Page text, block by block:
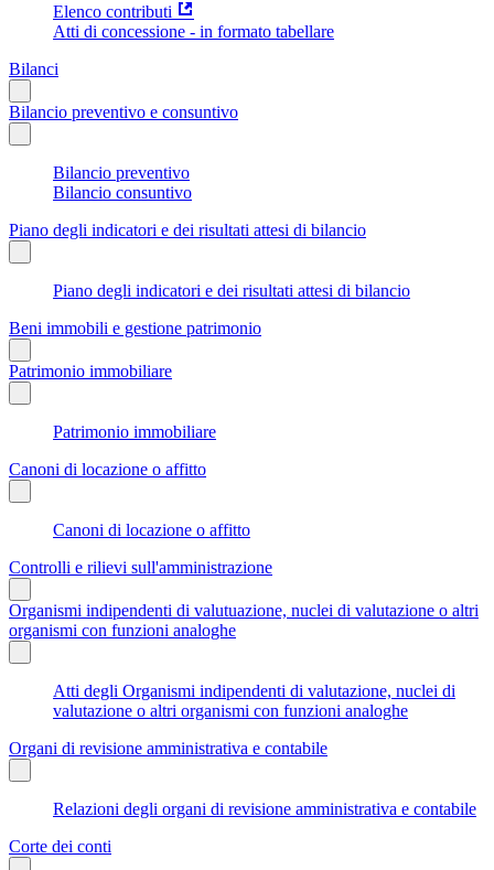
Elenco contributi
Atti di concessione - in formato tabellare
Bilanci
Bilancio preventivo e consuntivo
Bilancio preventivo
Bilancio consuntivo
Piano degli indicatori e dei risultati attesi di bilancio
Piano degli indicatori e dei risultati attesi di bilancio
Beni immobili e gestione patrimonio
Patrimonio immobiliare
Patrimonio immobiliare
Canoni di locazione o affitto
Canoni di locazione o affitto
Controlli e rilievi sull'amministrazione
Organismi indipendenti di valutuazione, nuclei di valutazione o altri
organismi con funzioni analoghe
Atti degli Organismi indipendenti di valutazione, nuclei di
valutazione o altri organismi con funzioni analoghe
Organi di revisione amministrativa e contabile
Relazioni degli organi di revisione amministrativa e contabile
Corte dei conti